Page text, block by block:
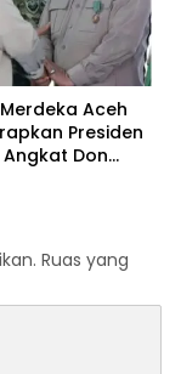
Merdeka Aceh
Presiden
Don
Ruas yang